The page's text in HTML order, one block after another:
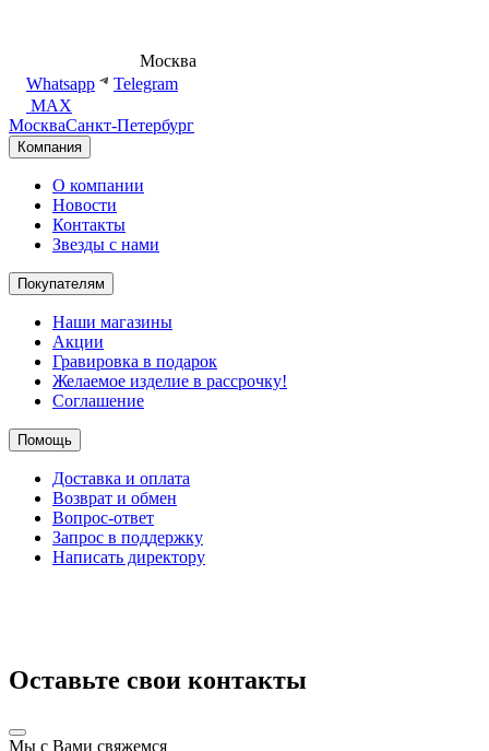
Москва
Whatsapp
Telegram
MAX
МоскваСанкт-Петербург
Компания
О компании
Новости
Контакты
Звезды с нами
Покупателям
Наши магазины
Акции
Гравировка в подарок
Желаемое изделие в рассрочку!
Соглашение
Помощь
Доставка и оплата
Возврат и обмен
Вопрос-ответ
Запрос в поддержку
Написать директору
Оставьте свои контакты
Мы с Вами свяжемся